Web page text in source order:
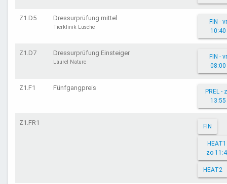
Z1.D5 Dressurprüfung mittel
Tierklinik Lüsche
FIN - vr
10:40
Z1.D7 Dressurprüfung Einsteiger
Laurel Nature
FIN - vr
08:00
Z1.F1 Fünfgangpreis
PREL -
13:55
Z1.FR1 FIN
HEAT1
zo
HEAT2